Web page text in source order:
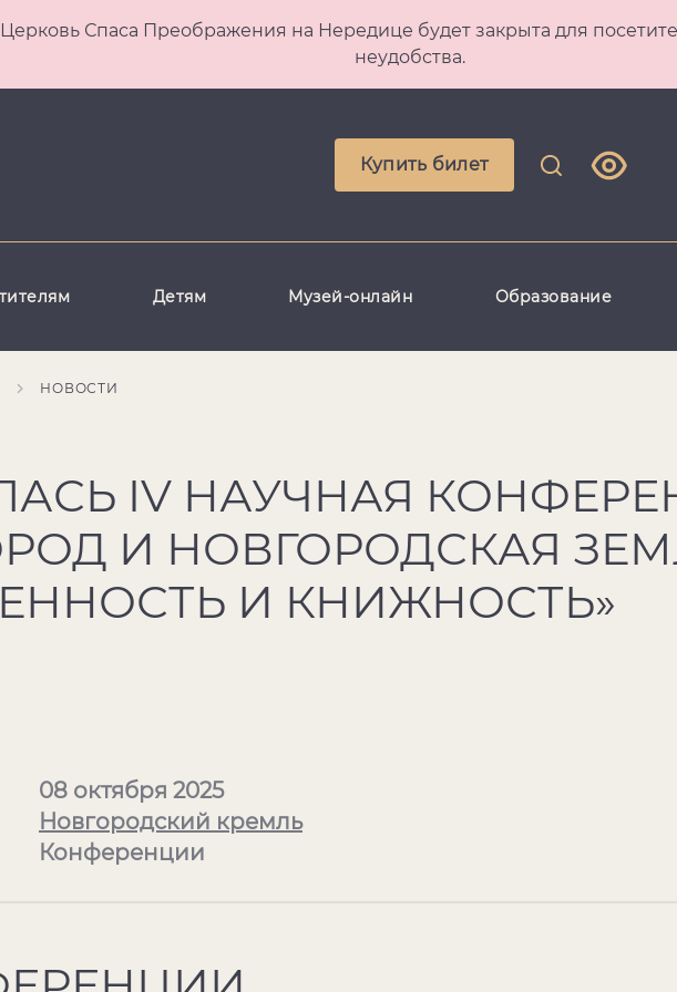
Церковь Спаса Преображения на Нередице будет закрыта для
неудобства.
Купить билет
Детям Музей-онлайн Образование
НОВОСТИ
IV НАУЧНАЯ
И НОВГОРОДСКАЯ
И КНИЖНОСТЬ»
08 октября 2025
Новгородский кремль
Конференции